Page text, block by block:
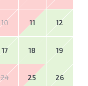
10 11 12
17 18 19
24 25 26